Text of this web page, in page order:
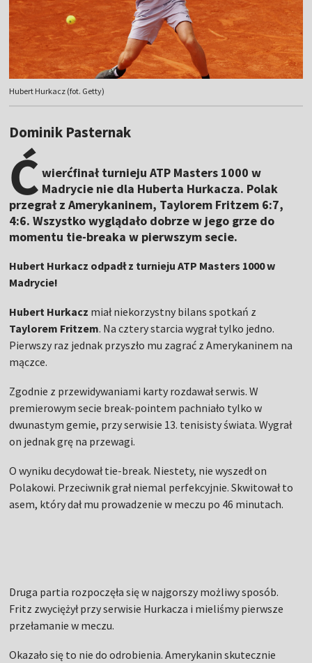
Hubert Hurkacz (fot. Getty)
Dominik Pasternak
Ć wierćfinał turnieju ATP Masters 1000 w
Madrycie nie dla Huberta Hurkacza. Polak
przegrał z Amerykaninem, Taylorem Fritzem 6:7,
4:6. Wszystko wyglądało dobrze w jego grze do
momentu tie-breaka w pierwszym secie.
Hubert Hurkacz odpadł z turnieju ATP Masters 1000 w
Madrycie!
Hubert Hurkacz miał niekorzystny bilans spotkań z
Taylorem Fritzem. Na cztery starcia wygrał tylko jedno.
Pierwszy raz jednak przyszło mu zagrać z Amerykaninem na
mączce.
Zgodnie z przewidywaniami karty rozdawał serwis. W
premierowym secie break-pointem pachniało tylko w
dwunastym gemie, przy serwisie 13. tenisisty świata. Wygrał
on jednak grę na przewagi.
O wyniku decydował tie-break. Niestety, nie wyszedł on
Polakowi. Przeciwnik grał niemal perfekcyjnie. Skwitował to
asem, który dał mu prowadzenie w meczu po 46 minutach.
Druga partia rozpoczęła się w najgorszy możliwy sposób.
Fritz zwyciężył przy serwisie Hurkacza i mieliśmy pierwsze
przełamanie w meczu.
Okazało się to nie do odrobienia. Amerykanin skutecznie